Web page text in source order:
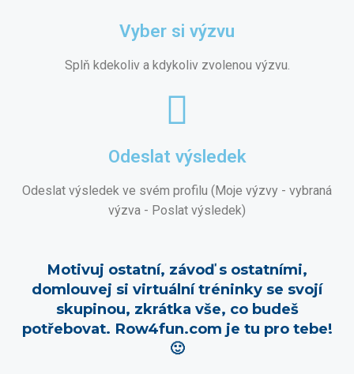
Vyber si výzvu
Splň kdekoliv a kdykoliv zvolenou výzvu.
Odeslat výsledek
Odeslat výsledek ve svém profilu (Moje výzvy - vybraná
výzva - Poslat výsledek)
Motivuj ostatní, závoď s ostatními,
domlouvej si virtuální tréninky se svojí
skupinou, zkrátka vše, co budeš
potřebovat. Row4fun.com je tu pro tebe!
🙂